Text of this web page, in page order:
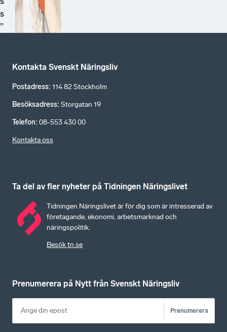
s
”
Kontakta Svenskt Näringsliv
Postadress: 114 82 Stockholm
Besöksadress: Storgatan 19
Telefon: 08-553 430 00
Kontakta oss
Ta del av fler nyheter på Tidningen Näringslivet
Tidningen Näringslivet är för dig som är intresserad av
företagande, ekonomi, arbetsmarknad och
näringspolitik.
Besök tn.se
Prenumerera på Nytt från Svenskt Näringsliv
Prenumerera